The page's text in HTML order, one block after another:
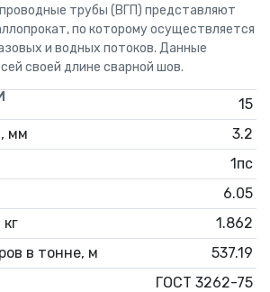
трубы (ВГП) представляют
по которому осуществляется
и водных потоков. Данные
своей длине сварной шов.
15
мм
3.2
1пс
6.05
1.862
в тонне, м
537.19
ГОСТ 3262-75